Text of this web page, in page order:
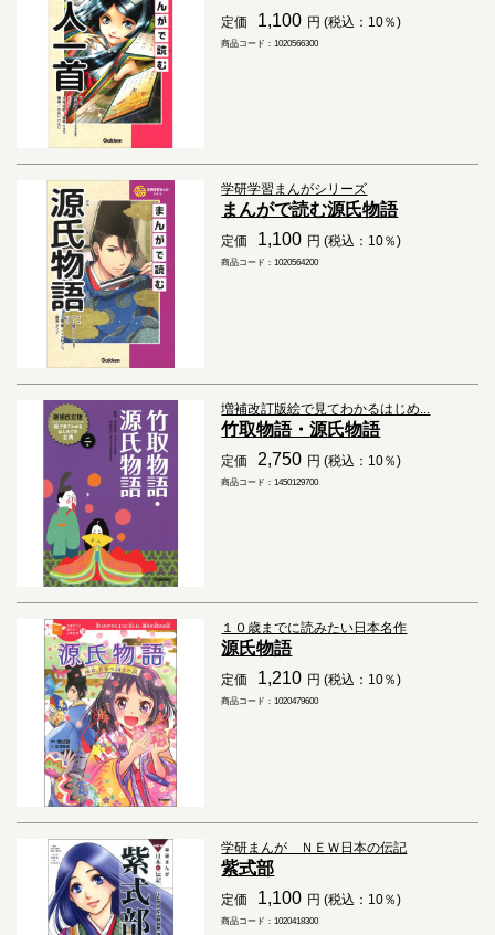
定価 1,100 円 (税込：10％)
商品コード：1020566300
学研学習まんがシリーズ
まんがで読む源氏物語
定価 1,100 円 (税込：10％)
商品コード：1020564200
増補改訂版絵で見てわかるはじめ...
竹取物語・源氏物語
定価 2,750 円 (税込：10％)
商品コード：1450129700
１０歳までに読みたい日本名作
源氏物語
定価 1,210 円 (税込：10％)
商品コード：1020479600
学研まんが ＮＥＷ日本の伝記
紫式部
定価 1,100 円 (税込：10％)
商品コード：1020418300